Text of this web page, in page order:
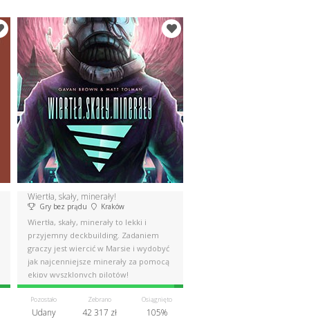
Wiertła, skały, minerały!
Gry bez prądu Kraków
Wiertła, skały, minerały to lekki i
przyjemny deckbuilding. Zadaniem
graczy jest wiercić w Marsie i wydobyć
jak najcenniejsze minerały za pomocą
ekipy wyszklonych pilotów!
Pozostało
Udany
Zebrano
42 317 zł
Osiągnięto
105%